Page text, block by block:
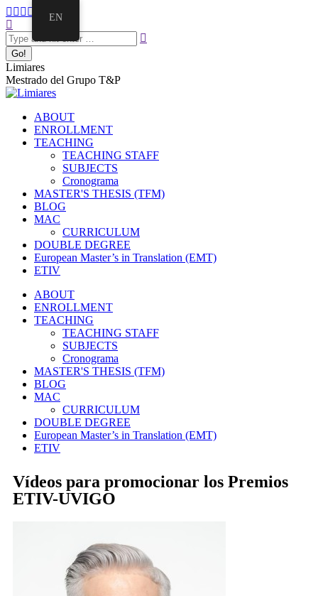
Limiares
Mestrado del Grupo T&P
ABOUT
ENROLLMENT
TEACHING
TEACHING STAFF
SUBJECTS
Cronograma
MASTER'S THESIS (TFM)
BLOG
MAC
CURRICULUM
DOUBLE DEGREE
European Master’s in Translation (EMT)
ETIV
ABOUT
ENROLLMENT
TEACHING
TEACHING STAFF
SUBJECTS
Cronograma
MASTER'S THESIS (TFM)
BLOG
MAC
CURRICULUM
DOUBLE DEGREE
European Master’s in Translation (EMT)
ETIV
Vídeos para promocionar los Premios
ETIV-UVIGO
EN